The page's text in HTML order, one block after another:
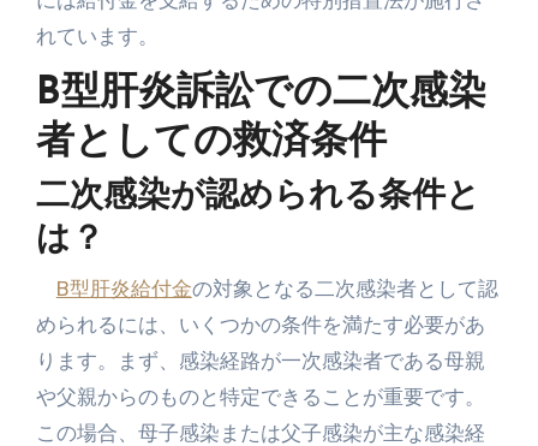
れています。
B型肝炎訴訟での二次感染
者としての救済条件
二次感染が認められる条件と
は？
B型肝炎給付金の対象となる二次感染者として認
められるには、いくつかの条件を満たす必要があ
ります。まず、感染経路が一次感染者である母親
や父親からのものと特定できることが重要です。
この場合、母子感染または父子感染が主な感染経